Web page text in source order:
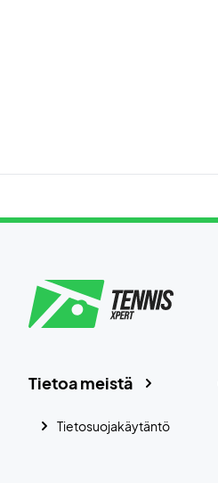
Tietoa meistä
Tietosuojakäytäntö